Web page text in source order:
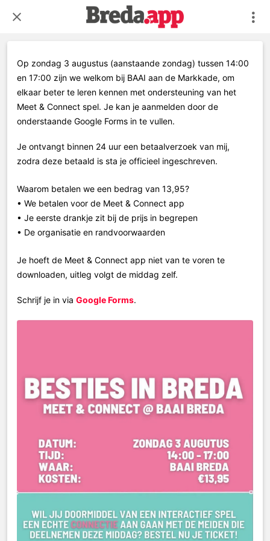
Op zondag 3 augustus (aanstaande zondag) tussen 14:00
en 17:00 zijn we welkom bij BAAI aan de Markkade, om
elkaar beter te leren kennen met ondersteuning van het
Meet & Connect spel. Je kan je aanmelden door de
onderstaande Google Forms in te vullen.
Je ontvangt binnen 24 uur een betaalverzoek van mij,
zodra deze betaald is sta je officieel ingeschreven.
Waarom betalen we een bedrag van 13,95?
• We betalen voor de Meet & Connect app
• Je eerste drankje zit bij de prijs in begrepen
• De organisatie en randvoorwaarden
Je hoeft de Meet & Connect app niet van te voren te
downloaden, uitleg volgt de middag zelf.
Schrijf je in via Google Forms.